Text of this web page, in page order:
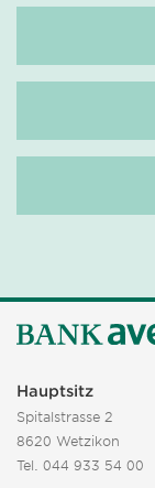
Hauptsitz
Spitalstrasse 2
8620 Wetzikon
Tel. 044 933 54 00